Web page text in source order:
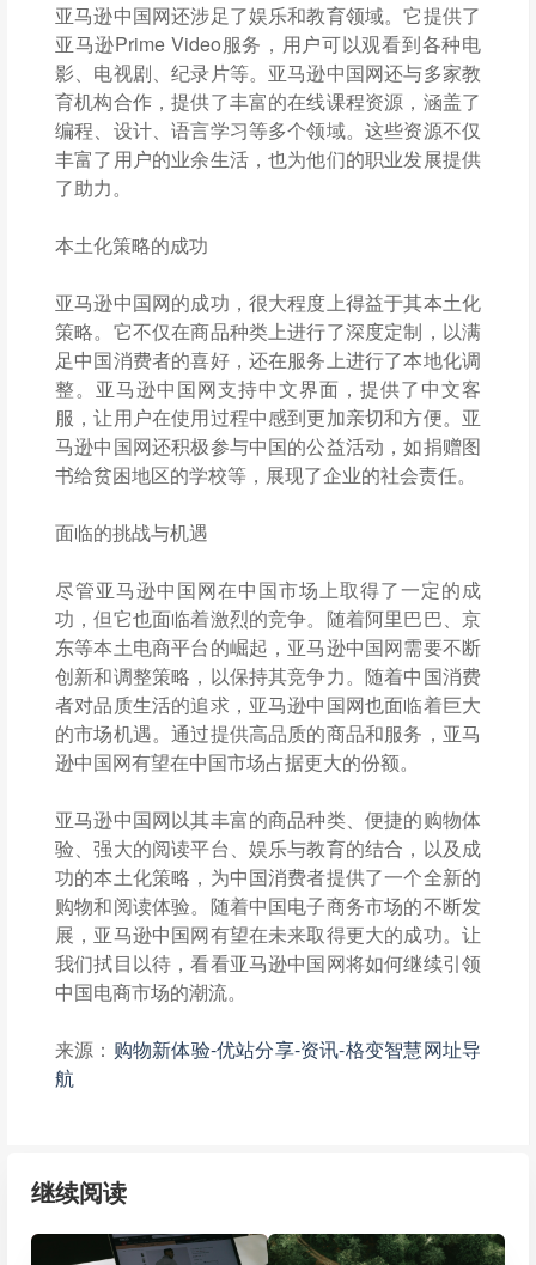
亚马逊中国网还涉足了娱乐和教育领域。它提供了
亚马逊Prime Video服务，用户可以观看到各种电
影、电视剧、纪录片等。亚马逊中国网还与多家教
育机构合作，提供了丰富的在线课程资源，涵盖了
编程、设计、语言学习等多个领域。这些资源不仅
丰富了用户的业余生活，也为他们的职业发展提供
了助力。
本土化策略的成功
亚马逊中国网的成功，很大程度上得益于其本土化
策略。它不仅在商品种类上进行了深度定制，以满
足中国消费者的喜好，还在服务上进行了本地化调
整。亚马逊中国网支持中文界面，提供了中文客
服，让用户在使用过程中感到更加亲切和方便。亚
马逊中国网还积极参与中国的公益活动，如捐赠图
书给贫困地区的学校等，展现了企业的社会责任。
面临的挑战与机遇
尽管亚马逊中国网在中国市场上取得了一定的成
功，但它也面临着激烈的竞争。随着阿里巴巴、京
东等本土电商平台的崛起，亚马逊中国网需要不断
创新和调整策略，以保持其竞争力。随着中国消费
者对品质生活的追求，亚马逊中国网也面临着巨大
的市场机遇。通过提供高品质的商品和服务，亚马
逊中国网有望在中国市场占据更大的份额。
亚马逊中国网以其丰富的商品种类、便捷的购物体
验、强大的阅读平台、娱乐与教育的结合，以及成
功的本土化策略，为中国消费者提供了一个全新的
购物和阅读体验。随着中国电子商务市场的不断发
展，亚马逊中国网有望在未来取得更大的成功。让
我们拭目以待，看看亚马逊中国网将如何继续引领
中国电商市场的潮流。
来源： 购物新体验-优站分享-资讯-格变智慧网址导
航
继续阅读